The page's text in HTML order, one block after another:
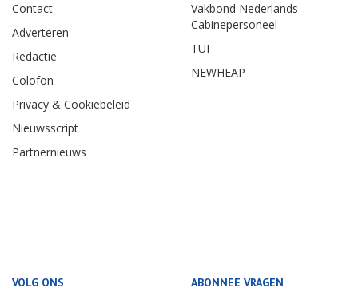
Contact
Adverteren
Redactie
Colofon
Privacy & Cookiebeleid
Nieuwsscript
Partnernieuws
Vakbond Nederlands
Cabinepersoneel
TUI
NEWHEAP
VOLG ONS ABONNEE VRAGEN